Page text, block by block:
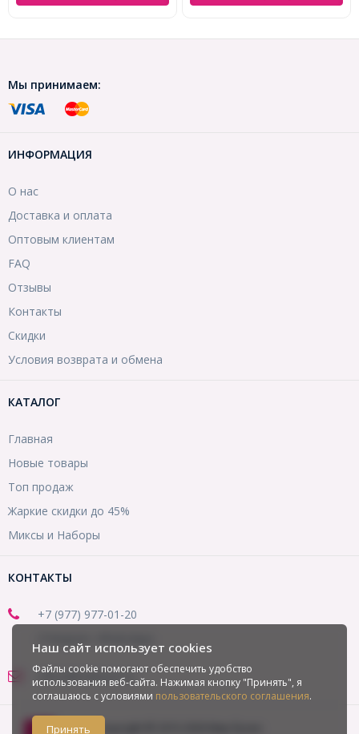
Мы принимаем:
ИНФОРМАЦИЯ
О нас
Доставка и оплата
Оптовым клиентам
FAQ
Отзывы
Контакты
Скидки
Условия возврата и обмена
КАТАЛОГ
Главная
Новые товары
Топ продаж
Жаркие скидки до 45%
Миксы и Наборы
КОНТАКТЫ
+7 (977) 977-01-20
office@mirbusin.ru
Наш сайт использует cookies
Файлы cookie помогают обеспечить удобство
использования веб-сайта. Нажимая кнопку "Принять", я
соглашаюсь с условиями пользовательского соглашения.
Принять